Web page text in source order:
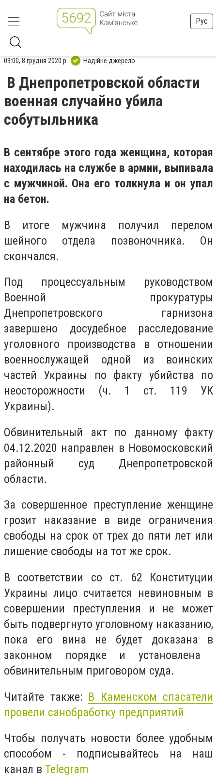
Рус
09:00, 8 грудня 2020 р. Надійне джерело
В Днепропетровской области
военная случайно убила
собутыльника
В сентябре этого года женщина, которая
находилась на службе в армии, выпивала
с мужчиной. Она его толкнула и он упал
на бетон.
В итоге мужчина получил перелом
шейного отдела позвоночника. Он
скончался.
Под процессуальным руководством
Военной прокуратуры
Днепропетровского гарнизона
завершено досудебное расследование
уголовного производства в отношении
военнослужащей одной из воинских
частей Украины по факту убийства по
неосторожности (ч. 1 ст. 119 УК
Украины).
Обвинительный акт по данному факту
04.12.2020 направлен в Новомосковский
районный суд Днепропетровской
области.
За совершенное преступление женщине
грозит наказание в виде ограничения
свободы на срок от трех до пяти лет или
лишение свободы на тот же срок.
В соответствии со ст. 62 Конституции
Украины лицо считается невиновным в
совершении преступления и не может
быть подвергнуто уголовному наказанию,
пока его вина не будет доказана в
законном порядке и установлена ​​
обвинительным приговором суда.
Читайте также: В Каменском спасатели
провели санобработку предприятий
Чтобы получать новости более удобным
способом - подписывайтесь на наш
канал в Telegram